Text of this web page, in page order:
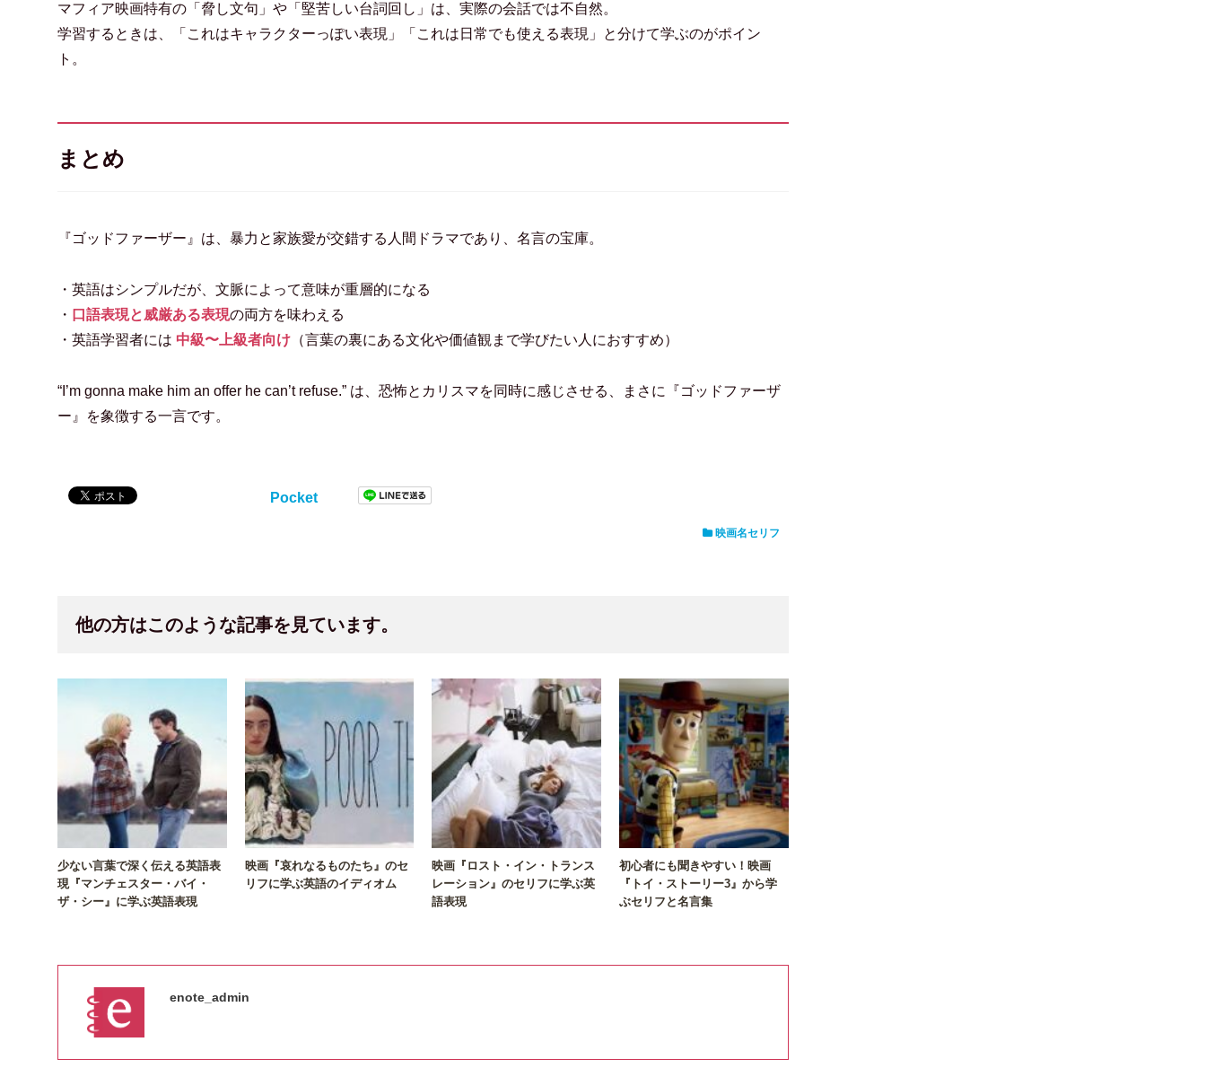
マフィア映画特有の「脅し文句」や「堅苦しい台詞回し」は、実際の会話では不自然。
学習するときは、「これはキャラクターっぽい表現」「これは日常でも使える表現」と分けて学ぶのがポイン
ト。
まとめ
『ゴッドファーザー』は、暴力と家族愛が交錯する人間ドラマであり、名言の宝庫。
・英語はシンプルだが、文脈によって意味が重層的になる
・ 口語表現と威厳ある表現の両方を味わえる
・英語学習者には 中級〜上級者向け （言葉の裏にある文化や価値観まで学びたい人におすすめ）
“I’m gonna make him an offer he can’t refuse.” は、恐怖とカリスマを同時に感じさせる、まさに『ゴッドファーザ
ー』を象徴する一言です。
Pocket
映画名セリフ
他の方はこのような記事を見ています。
少ない言葉で深く伝える英語表
現『マンチェスター・バイ・
ザ・シー』に学ぶ英語表現
映画『哀れなるものたち』のセ
リフに学ぶ英語のイディオム
映画『ロスト・イン・トランス
レーション』のセリフに学ぶ英
語表現
初心者にも聞きやすい！映画
『トイ・ストーリー3』から学
ぶセリフと名言集
enote_admin